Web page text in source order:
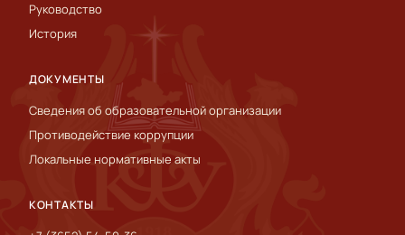
Руководство
История
ДОКУМЕНТЫ
Сведения об образовательной организации
Противодействие коррупции
Локальные нормативные акты
КОНТАКТЫ